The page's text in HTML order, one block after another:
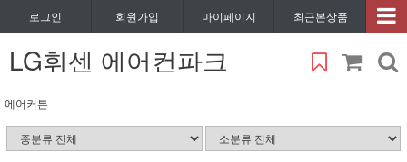
로그인 회원가입 마이페이지 최근본상품
LG휘센 에어컨파크
에어커튼